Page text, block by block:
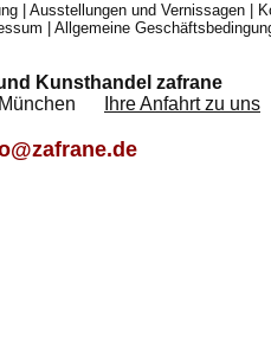
Ausstellungen und Vernissagen
Allgemeine
Kunsthandel zafrane
München
Ihre Anfahrt zu uns